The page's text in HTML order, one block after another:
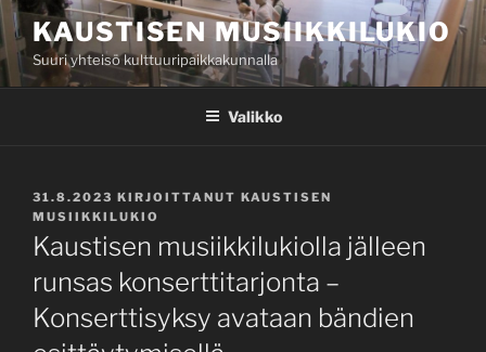
Siirry
sisältöönKAUSTISEN MUSIIKKILUKIO
Suuri yhteisö kulttuuripaikkakunnalla
Valikko
JULKAISTU
31.8.2023 KIRJOITTANUT KAUSTISEN
MUSIIKKILUKIO
Kaustisen musiikkilukiolla jälleen
runsas konserttitarjonta –
Konserttisyksy avataan bändien